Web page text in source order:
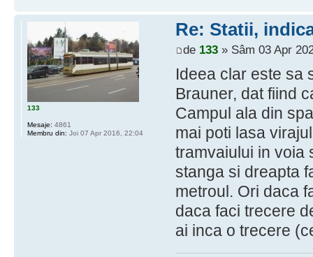
Re: Statii,
de 133» Sâm 03 Apr
Ideea clar este sa
Brauner, dat fiind
Campul ala din
mai poti lasa
tramvaiului in voia
stanga si dreapta
metroul. Ori daca
daca faci trecere
ai inca o trecere
133
Mesaje: 4861
Membru din: Joi 07 Apr 2016, 22:04